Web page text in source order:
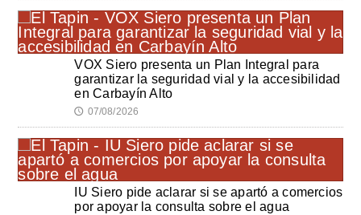
VOX Siero presenta un Plan Integral para
garantizar la seguridad vial y la accesibilidad
en Carbayín Alto
🕔 07/08/2026
IU Siero pide aclarar si se apartó a comercios
por apoyar la consulta sobre el agua